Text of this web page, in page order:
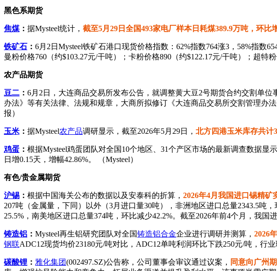
黑色系期货
焦煤： 据Mysteel统计， 截至5月29日全国493家电厂样本日耗煤389.9万吨，环比
铁矿石 ： 6月2日Mysteel铁矿石港口现货价格指数：62%指数764涨3，58%指数
曼粉价格760（约$103.27元/干吨）；卡粉价格890（约$122.17元/干吨）；超特
农产品期货
豆二 ： 6月2日，大连商品交易所发布公告，就调整黄大豆2号期货合约交割单
办法》等有关法律、法规和规章，大商所拟修订《大连商品交易所交割管理办
报）
玉米 ： 据Mysteel农产品调研显示，截至2026年5月29日， 北方四港玉米库存共计
鸡蛋 ： 根据Mysteel鸡蛋团队对全国10个地区、31个产区市场的最新调查数据显示
日增0.15天，增幅42.86%。 （Mysteel）
有色/贵金属期货
沪锡 ： 根据中国海关公布的数据以及安泰科的折算， 2026年4月我国进口锡精矿
207吨（金属量，下同）以外（3月进口量30吨），非洲地区进口总量2343.5吨
25.5%，南美地区进口总量374吨，环比减少42.2%。截至2026年前4个月，我国
铸造铝 ： Mysteel再生铝研究团队对全国铸造铝合金企业进行调研并测算， 2026
钢联ADC12现货均价23180元/吨对比，ADC12单吨利润环比下跌250元/吨，行业
碳酸锂 ： 雅化集团(002497.SZ)公告称，公司董事会审议通过议案， 同意向广州